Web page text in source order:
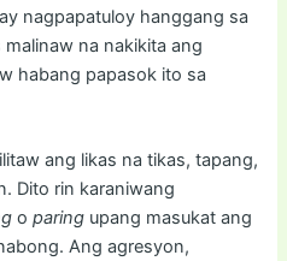
nagpapatuloy hanggang sa
na nakikita ang
habang papasok ito sa
ang likas na tikas, tapang,
Dito rin karaniwang
oparing upang masukat ang
Ang agresyon,